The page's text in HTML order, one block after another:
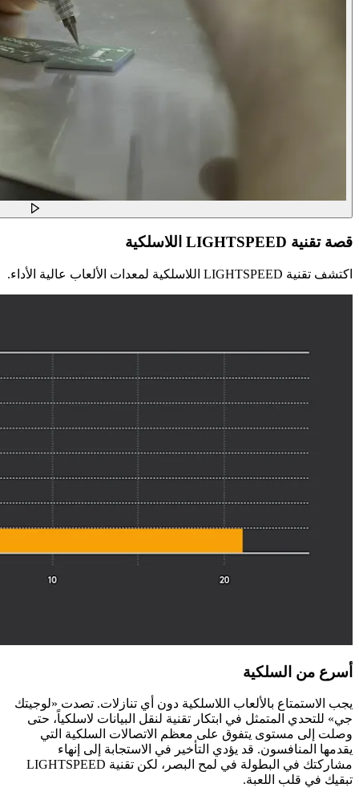
قصة تقنية LIGHTSPEED اللاسلكية
اكتشف تقنية LIGHTSPEED اللاسلكية لمعدات الألعاب عالية الأداء.
أسرع من السلكية
يجب الاستمتاع بالألعاب اللاسلكية دون أي تنازلات. تصدت «لوجيتك
جي» للتحدي المتمثل في ابتكار تقنية لنقل البيانات لاسلكياً، حتى
وصلت إلى مستوى يتفوق على معظم الاتصالات السلكية التي
يقدمها المنافسون. قد يؤدي التأخير في الاستجابة إلى إنهاء
مشاركتك في البطولة في لمح البصر، لكن تقنية LIGHTSPEED
تبقيك في قلب اللعبة.